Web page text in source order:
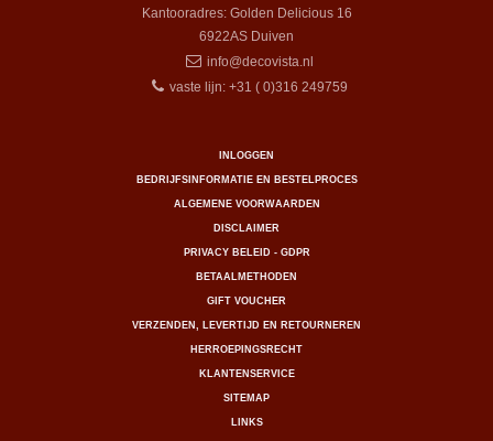
Kantooradres: Golden Delicious 16
6922AS Duiven
info@decovista.nl
vaste lijn: +31 ( 0)316 249759
INLOGGEN
BEDRIJFSINFORMATIE EN BESTELPROCES
ALGEMENE VOORWAARDEN
DISCLAIMER
PRIVACY BELEID - GDPR
BETAALMETHODEN
GIFT VOUCHER
VERZENDEN, LEVERTIJD EN RETOURNEREN
HERROEPINGSRECHT
KLANTENSERVICE
SITEMAP
LINKS